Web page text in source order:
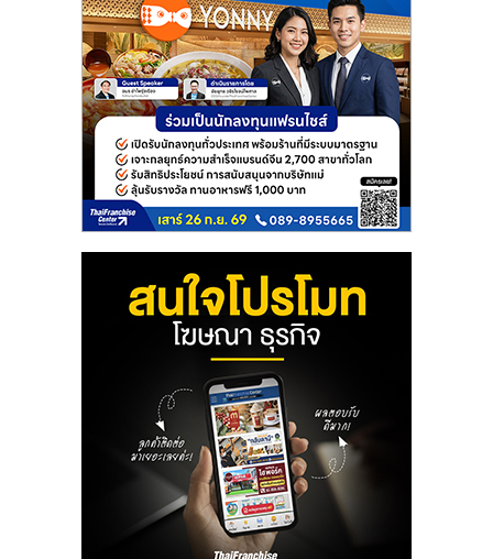
ลงทุน
และ
ขยาย